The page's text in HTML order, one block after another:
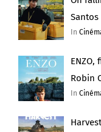
Santos
In
Robin
In